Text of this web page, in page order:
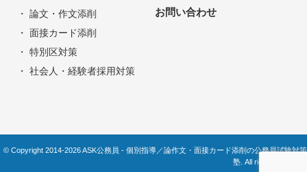
・ 論文・作文添削
・ 面接カード添削
・ 特別区対策
・ 社会人・経験者採用対策
お問い合わせ
© Copyright 2014-2026 ASK公務員 - 個別指導／論作文・面接カード添削の公務員試験対策
塾. All rights reserved.